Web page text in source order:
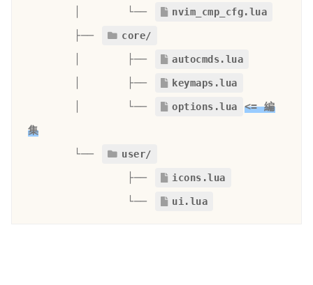
       │       └──
nvim_cmp_cfg.lua
       ├──
core/
       │       ├──
autocmds.lua
       │       ├──
keymaps.lua
       │       └──
options.lua
<= 編
集
       └──
user/
               ├──
icons.lua
└── ui.lua